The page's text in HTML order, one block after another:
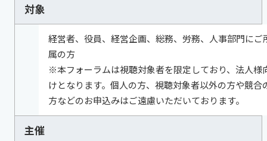
対象
経営者、役員、経営企画、総務、労務、人事部門にご
属の方
※本フォーラムは視聴対象者を限定しており、法人様
けとなります。個人の方、視聴対象者以外の方や競合
方などのお申込みはご遠慮いただいております。
主催